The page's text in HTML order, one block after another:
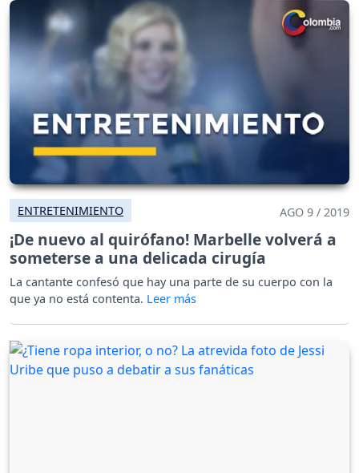
ENTRETENIMIENTO AGO 9 / 2019
¡De nuevo al quirófano! Marbelle volverá a
someterse a una delicada cirugía
La cantante confesó que hay una parte de su cuerpo con la
que ya no está contenta.